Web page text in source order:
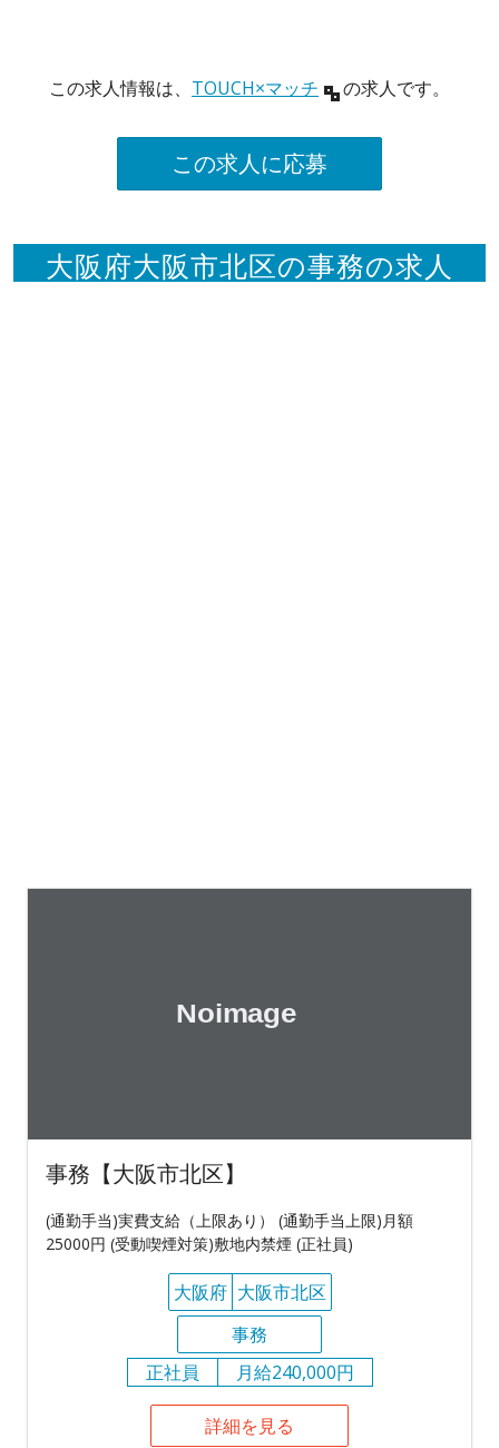
この求人情報は、 TOUCH×マッチ の求人です。
この求人に応募
大阪府大阪市北区の事務の求人
事務【大阪市北区】
(通勤手当)実費支給（上限あり） (通勤手当上限)月額
25000円 (受動喫煙対策)敷地内禁煙 (正社員)
大阪府 大阪市北区
事務
正社員
月給240,000円
詳細を見る